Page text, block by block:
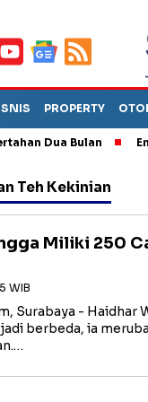
PROPERTY
Dua Bulan Empat
Teh Kekinian
Miliki 250
WIB
Surabaya -
berbeda, ia